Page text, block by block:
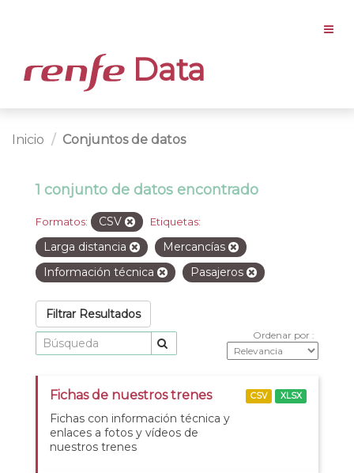
Data
Inicio Conjuntos de datos
1 conjunto de datos encontrado
Formatos: CSV Etiquetas:
Larga distancia
Mercancías
Información técnica
Pasajeros
Filtrar Resultados
Ordenar por
Fichas de nuestros trenes
Fichas con información técnica y
enlaces a fotos y vídeos de
nuestros trenes
CSV XLSX